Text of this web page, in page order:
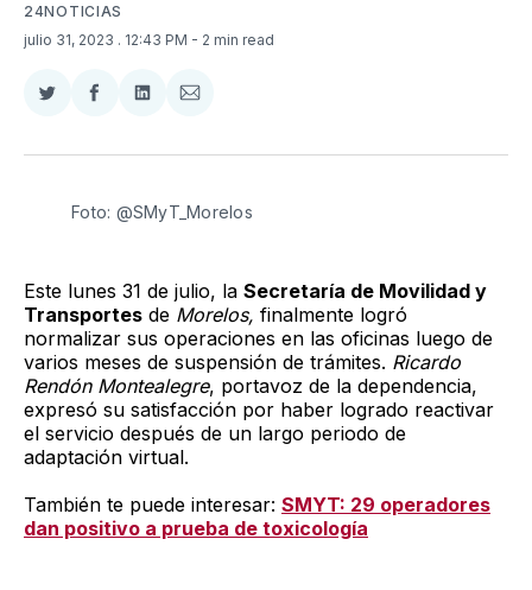
24NOTICIAS
julio 31, 2023 . 12:43 PM - 2 min read
Compartir
Twitter
Compartir
Facebook
Compartir
LinkedIn
Compartir
Email
Foto: @SMyT_Morelos
Este lunes 31 de julio, la Secretaría de Movilidad y
Transportes de Morelos, finalmente logró
normalizar sus operaciones en las oficinas luego de
varios meses de suspensión de trámites. Ricardo
Rendón Montealegre, portavoz de la dependencia,
expresó su satisfacción por haber logrado reactivar
el servicio después de un largo periodo de
adaptación virtual.
También te puede interesar: SMYT: 29 operadores
dan positivo a prueba de toxicología